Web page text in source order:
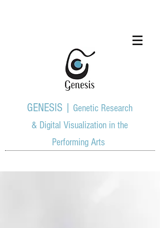
GENESIS | Genetic Research
& Digital Visualization in the
Performing Arts